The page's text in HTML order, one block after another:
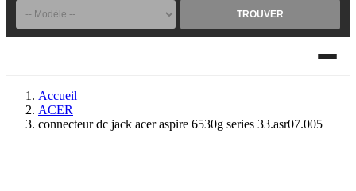
TROUVER
Accueil
ACER
connecteur dc jack acer aspire 6530g series 33.asr07.005